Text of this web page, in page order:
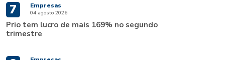
7 Empresas
04 agosto 2026
Prio tem lucro de mais 169% no segundo
trimestre